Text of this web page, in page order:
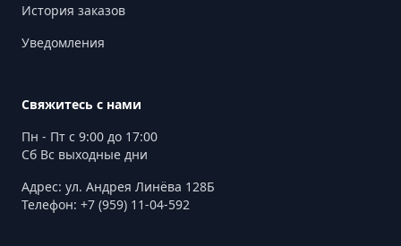
История заказов
Уведомления
Свяжитесь с нами
Пн - Пт с 9:00 до 17:00
Сб Вс выходные дни
Адрес: ул. Андрея Линёва 128Б
Телефон: +7 (959) 11-04-592